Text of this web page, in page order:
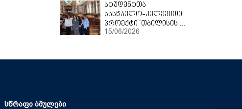
სტუდენტთა
სასწავლო-კვლევითი
პროექტი "თბილისის ებრაული მემკვიდრეობა"
15/06/2026
სწრაფი ბმულები